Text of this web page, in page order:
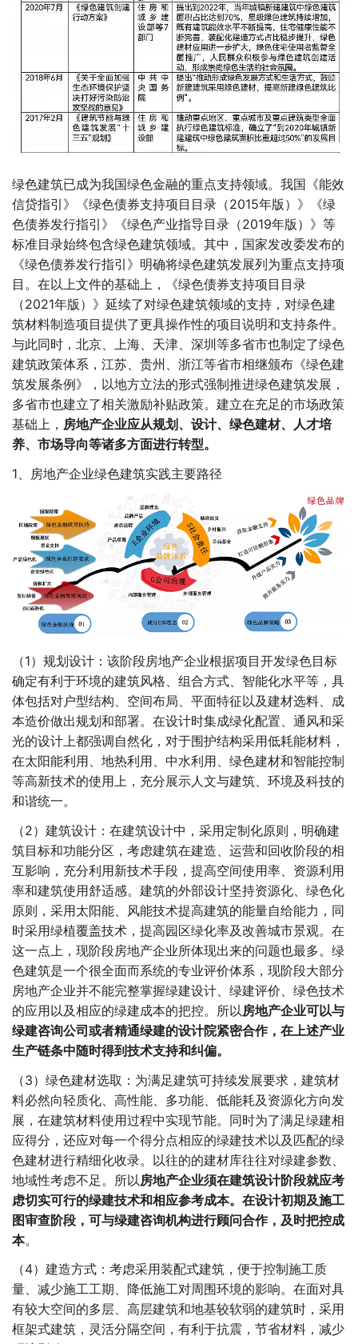
绿色建筑已成为我国绿色金融的重点支持领域。我国《能效
信贷指引》《绿色债券支持项目目录（2015年版）》《绿
色债券发行指引》《绿色产业指导目录（2019年版）》等
标准目录始终包含绿色建筑领域。其中，国家发改委发布的
《绿色债券发行指引》明确将绿色建筑发展列为重点支持项
目。在以上文件的基础上，《绿色债券支持项目目录
（2021年版）》延续了对绿色建筑领域的支持，对绿色建
筑材料制造项目提供了更具操作性的项目说明和支持条件。
与此同时，北京、上海、天津、深圳等多省市也制定了绿色
建筑政策体系，江苏、贵州、浙江等省市相继颁布《绿色建
筑发展条例》，以地方立法的形式强制推进绿色建筑发展，
多省市也建立了相关激励补贴政策。建立在充足的市场政策
基础上， 房地产企业应从规划、设计、绿色建材、人才培
养、市场导向等诸多方面进行转型。
1、房地产企业绿色建筑实践主要路径
（1）规划设计：该阶段房地产企业根据项目开发绿色目标
确定有利于环境的建筑风格、组合方式、智能化水平等，具
体包括对户型结构、空间布局、平面特征以及建材选料、成
本造价做出规划和部署。在设计时集成绿化配置、通风和采
光的设计上都强调自然化，对于围护结构采用低耗能材料，
在太阳能利用、地热利用、中水利用、绿色建材和智能控制
等高新技术的使用上，充分展示人文与建筑、环境及科技的
和谐统一。
（2）建筑设计：在建筑设计中，采用定制化原则，明确建
筑目标和功能分区，考虑建筑在建造、运营和回收阶段的相
互影响，充分利用新技术手段，提高空间使用率、资源利用
率和建筑使用舒适感。建筑的外部设计坚持资源化、绿色化
原则，采用太阳能、风能技术提高建筑的能量自给能力，同
时采用绿植覆盖技术，提高园区绿化率及改善城市景观。在
这一点上，现阶段房地产企业所体现出来的问题也最多。绿
色建筑是一个很全面而系统的专业评价体系，现阶段大部分
房地产企业并不能完整掌握绿建设计、绿建评价、绿色技术
的应用以及相应的绿建成本的把控。所以 房地产企业可以与
绿建咨询公司或者精通绿建的设计院紧密合作，在上述产业
生产链条中随时得到技术支持和纠偏。
（3）绿色建材选取：为满足建筑可持续发展要求，建筑材
料必然向轻质化、高性能、多功能、低能耗及资源化方向发
展，在建筑材料使用过程中实现节能。同时为了满足绿建相
应得分，还应对每一个得分点相应的绿建技术以及匹配的绿
色建材进行精细化收录。以往的的建材库往往对绿建参数、
地域性考虑不足。所以 房地产企业须在建筑设计阶段就应考
虑切实可行的绿建技术和相应参考成本。在设计初期及施工
图审查阶段，可与绿建咨询机构进行顾问合作，及时把控成
本。
（4）建造方式：考虑采用装配式建筑，便于控制施工质
量、减少施工工期、降低施工对周围环境的影响。在面对具
有较大空间的多层、高层建筑和地基较软弱的建筑时，采用
框架式建筑，灵活分隔空间，有利于抗震，节省材料，减少